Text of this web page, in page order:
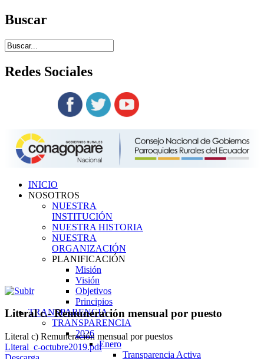
Buscar
Redes Sociales
INICIO
NOSOTROS
NUESTRA
INSTITUCIÓN
NUESTRA HISTORIA
NUESTRA
ORGANIZACIÓN
PLANIFICACIÓN
Misión
Visión
Objetivos
Principios
TRANSPARENCIA
TRANSPARENCIA
2026
Enero
Transparencia Activa
Literal c.- Remuneración mensual por puesto
Literal c) Remuneración mensual por puestos
Literal_c-octubre2019.pdf